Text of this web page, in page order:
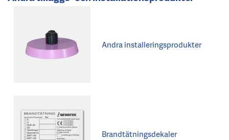
Andra installeringsprodukter
Brandtätningsdekaler